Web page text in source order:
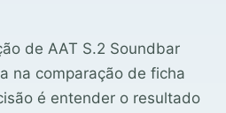
de AAT S.2 Soundbar
na comparação de ficha
é entender o resultado